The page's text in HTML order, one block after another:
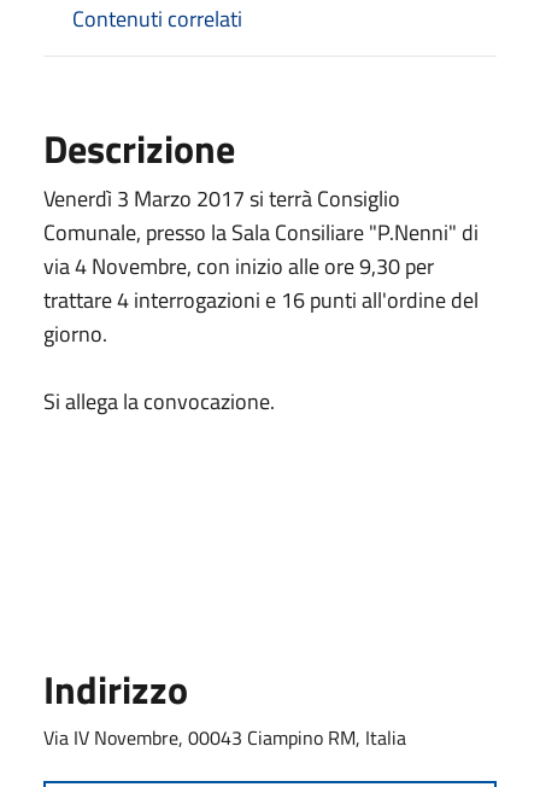
Contenuti correlati
Descrizione
Venerdì 3 Marzo 2017 si terrà Consiglio
Comunale, presso la Sala Consiliare "P.Nenni" di
via 4 Novembre, con inizio alle ore 9,30 per
trattare 4 interrogazioni e 16 punti all'ordine del
giorno.
Si allega la convocazione.
Indirizzo
Via IV Novembre, 00043 Ciampino RM, Italia